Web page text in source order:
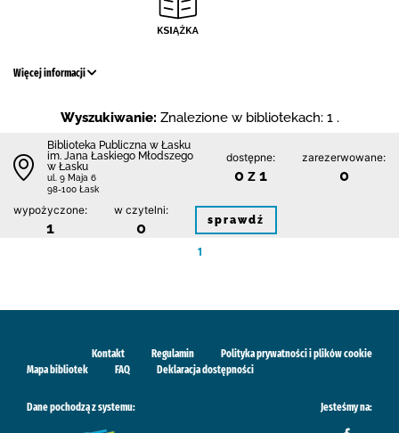
Więcej informacji
Wyszukiwanie: Znalezione w bibliotekach: 1 .
Biblioteka Publiczna w Łasku
im. Jana Łaskiego Młodszego
w Łasku
ul. 9 Maja 6
98-100 Łask
dostępne:
0 z 1
zarezerwowane:
0
wypożyczone:
1
w czytelni:
0 sprawdź
1
Kontakt Regulamin
Polityka prywatności i plików cookie
Mapa bibliotek
FAQ Deklaracja dostępności
Dane pochodzą z systemu: Jesteśmy na: